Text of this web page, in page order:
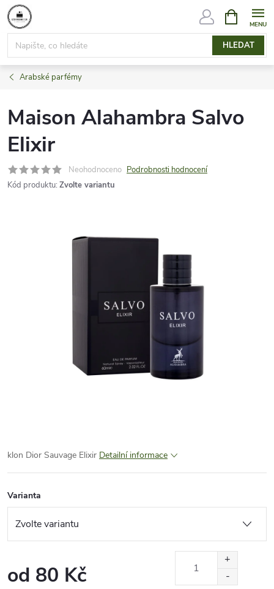
Přejít
na
obsah
HLEDAT
NÁKUPNÍ
KOŠÍK
Arabské parfémy
Maison Alahambra Salvo
Elixir
Neohodnoceno Podrobnosti hodnocení
Kód produktu: Zvolte variantu
klon Dior Sauvage Elixir Detailní informace
Varianta
od 80 Kč